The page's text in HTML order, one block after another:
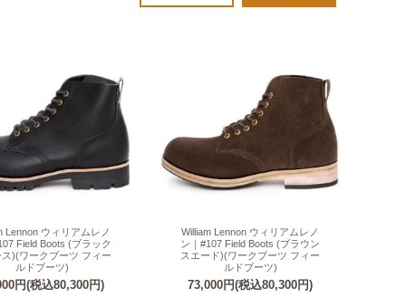
Lennon ウィリアムレノ
Field Boots (ブラック
)(ワークブーツ フィー
ルドブーツ)
円(税込80,300円)
William Lennon ウィリアムレノ
ン｜#107 Field Boots (ブラウン
スエード)(ワークブーツ フィー
ルドブーツ)
73,000円(税込80,300円)